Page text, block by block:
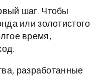
шаг. Чтобы
или золотистого
время,
разработанные